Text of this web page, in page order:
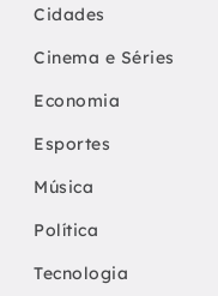
Cidades
Cinema e Séries
Economia
Esportes
Música
Política
Tecnologia